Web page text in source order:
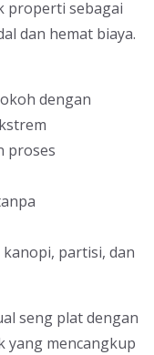
properti sebagai
dan hemat biaya.
dengan
proses
partisi, dan
seng plat dengan
yang mencangkup